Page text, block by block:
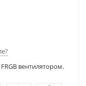
вентилятором.